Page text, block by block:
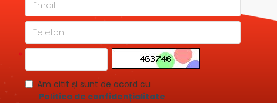
Am citit și sunt de acord cu
Politica de confidențialitate